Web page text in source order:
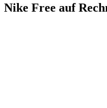
Nike Free auf